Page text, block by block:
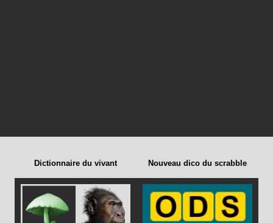
Dictionnaire du vivant Nouveau dico du scrabble